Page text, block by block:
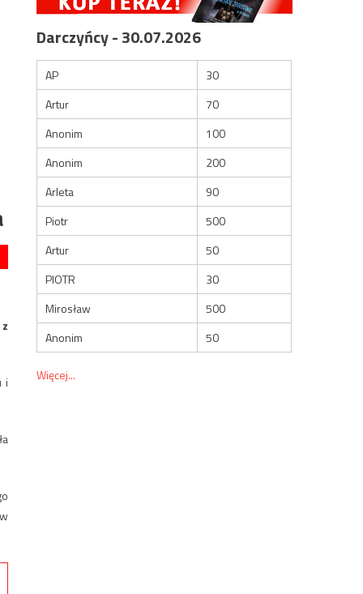
i
Darczyńcy - 30.07.2026
AP
30
Artur
70
Anonim
100
Anonim
200
Arleta
90
Piotr
500
Artur
50
PIOTR
30
Mirosław
500
Anonim
50
Więcej...